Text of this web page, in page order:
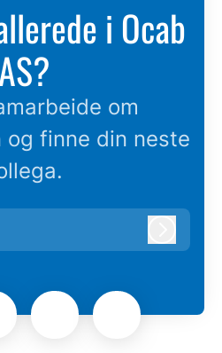
i Ocab
om
finne din neste